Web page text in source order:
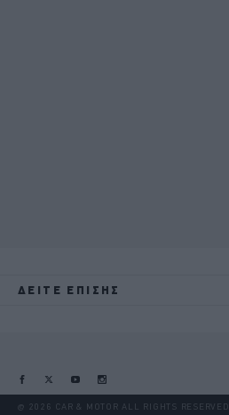
ΔΕΙΤΕ ΕΠΙΣΗΣ
@ 2026 CAR & MOTOR ALL RIGHTS RESERVED